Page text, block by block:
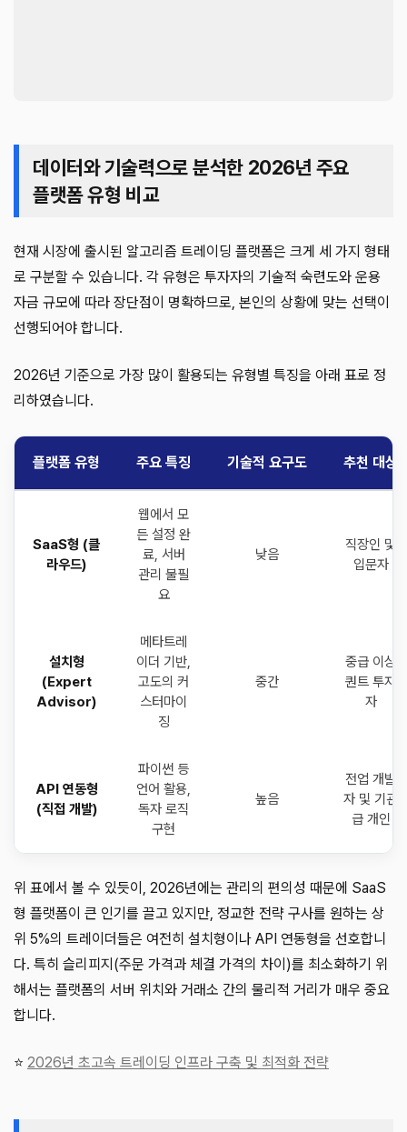
데이터와 기술력으로 분석한 2026년 주요
플랫폼 유형 비교
현재 시장에 출시된 알고리즘 트레이딩 플랫폼은 크게 세 가지 형태
로 구분할 수 있습니다. 각 유형은 투자자의 기술적 숙련도와 운용
자금 규모에 따라 장단점이 명확하므로, 본인의 상황에 맞는 선택이
선행되어야 합니다.
2026년 기준으로 가장 많이 활용되는 유형별 특징을 아래 표로 정
리하였습니다.
플랫폼 유형 주요 특징 기술적 요구도 추천 대상
SaaS형 (클
라우드)
웹에서 모
든 설정 완
료, 서버
관리 불필
요
낮음
직장인 및
입문자
설치형
(Expert
Advisor)
메타트레
이더 기반,
고도의 커
스터마이
징
중간
중급 이상
퀀트 투자
자
API 연동형
(직접 개발)
파이썬 등
언어 활용,
독자 로직
구현
높음
전업 개발
자 및 기관
급 개인
위 표에서 볼 수 있듯이, 2026년에는 관리의 편의성 때문에 SaaS
형 플랫폼이 큰 인기를 끌고 있지만, 정교한 전략 구사를 원하는 상
위 5%의 트레이더들은 여전히 설치형이나 API 연동형을 선호합니
다. 특히 슬리피지(주문 가격과 체결 가격의 차이)를 최소화하기 위
해서는 플랫폼의 서버 위치와 거래소 간의 물리적 거리가 매우 중요
합니다.
⭐ 2026년 초고속 트레이딩 인프라 구축 및 최적화 전략